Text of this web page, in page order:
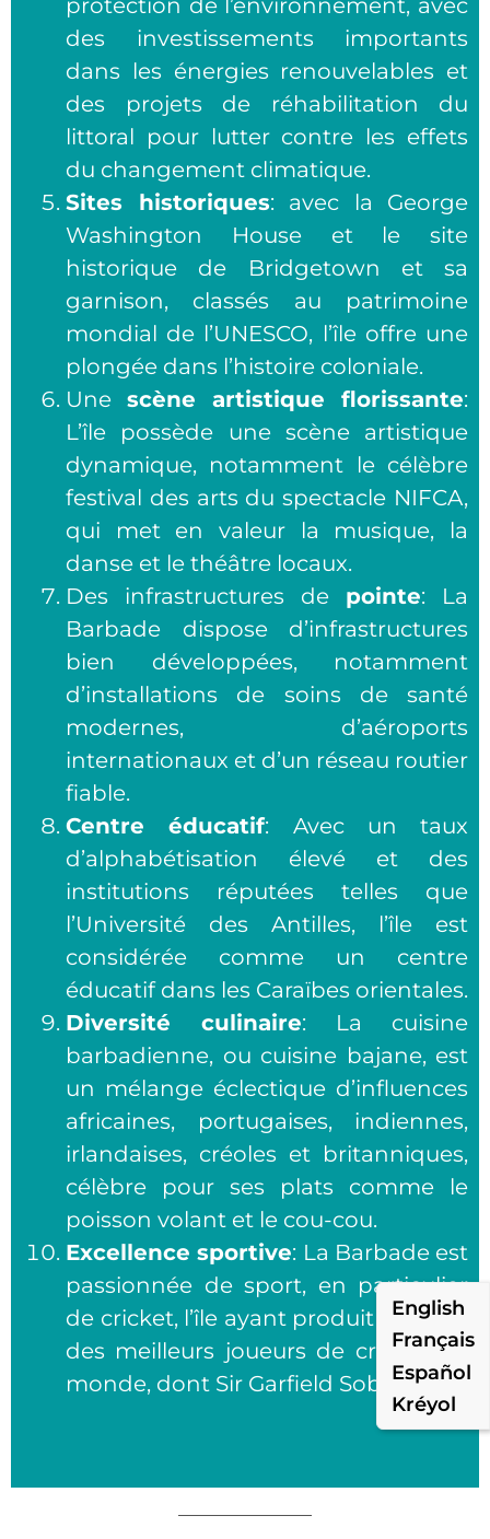
des investissements importants
dans les énergies renouvelables et
des projets de réhabilitation du
littoral pour lutter contre les effets
du changement climatique.
Sites historiques: avec la George
Washington House et le site
historique de Bridgetown et sa
garnison, classés au patrimoine
mondial de l’UNESCO, l’île offre une
plongée dans l’histoire coloniale.
Une scène artistique florissante:
L’île possède une scène artistique
dynamique, notamment le célèbre
festival des arts du spectacle NIFCA,
qui met en valeur la musique, la
danse et le théâtre locaux.
Des infrastructures de pointe: La
Barbade dispose d’infrastructures
bien développées, notamment
d’installations de soins de santé
modernes, d’aéroports
internationaux et d’un réseau routier
fiable.
Centre éducatif: Avec un taux
d’alphabétisation élevé et des
institutions réputées telles que
l’Université des Antilles, l’île est
considérée comme un centre
éducatif dans les Caraïbes orientales.
Diversité culinaire: La cuisine
barbadienne, ou cuisine bajane, est
un mélange éclectique d’influences
africaines, portugaises, indiennes,
irlandaises, créoles et britanniques,
célèbre pour ses plats comme le
poisson volant et le cou-cou.
Excellence sportive: La Barbade est
passionnée de sport, en particulier
de cricket, l’île ayant produit certains
des meilleurs joueurs de cricket du
monde, dont Sir Garfield Sobers.
English
Français
Español
Kréyol